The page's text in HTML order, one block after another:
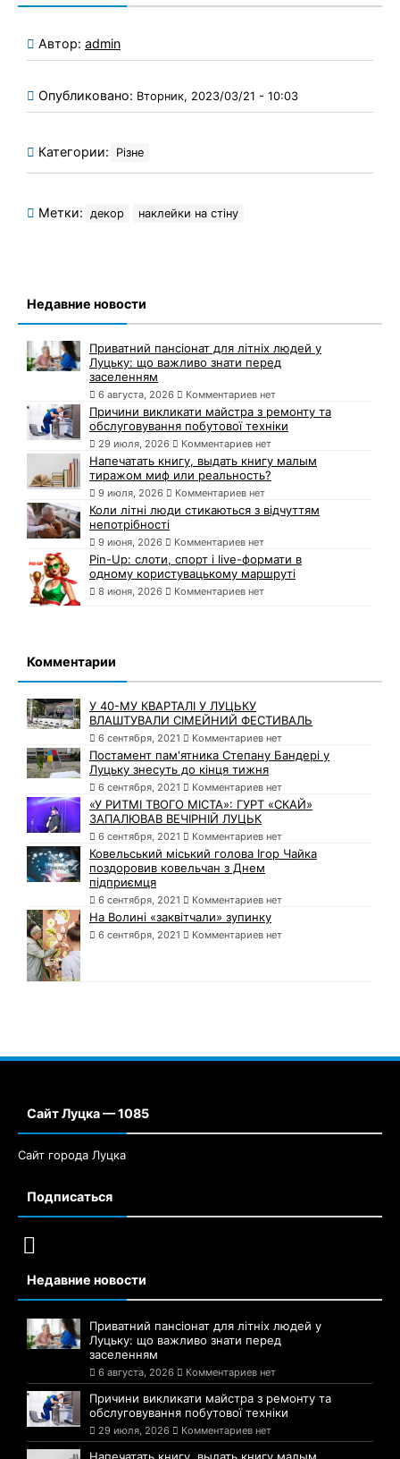
Автор: admin
Опубликовано: Вторник, 2023/03/21 - 10:03
Категории: Різне
Метки: декор наклейки на стіну
Недавние новости
Приватний пансіонат для літніх людей у
Луцьку: що важливо знати перед
заселенням
6 августа, 2026 Комментариев нет
Причини викликати майстра з ремонту та
обслуговування побутової техніки
29 июля, 2026 Комментариев нет
Напечатать книгу, выдать книгу малым
тиражом миф или реальность?
9 июля, 2026 Комментариев нет
Коли літні люди стикаються з відчуттям
непотрібності
9 июня, 2026 Комментариев нет
Pin-Up: слоти, спорт і live-формати в
одному користувацькому маршруті
8 июня, 2026 Комментариев нет
Комментарии
У 40-МУ КВАРТАЛІ У ЛУЦЬКУ
ВЛАШТУВАЛИ СІМЕЙНИЙ ФЕСТИВАЛЬ
6 сентября, 2021 Комментариев нет
Постамент пам'ятника Степану Бандері у
Луцьку знесуть до кінця тижня
6 сентября, 2021 Комментариев нет
«У РИТМІ ТВОГО МІСТА»: ГУРТ «СКАЙ»
ЗАПАЛЮВАВ ВЕЧІРНІЙ ЛУЦЬК
6 сентября, 2021 Комментариев нет
Ковельський міський голова Ігор Чайка
поздоровив ковельчан з Днем
підприємця
6 сентября, 2021 Комментариев нет
На Волині «заквітчали» зупинку
6 сентября, 2021 Комментариев нет
Сайт Луцка — 1085
Сайт города Луцка
Подписаться
Недавние новости
Приватний пансіонат для літніх людей у
Луцьку: що важливо знати перед
заселенням
6 августа, 2026 Комментариев нет
Причини викликати майстра з ремонту та
обслуговування побутової техніки
29 июля, 2026 Комментариев нет